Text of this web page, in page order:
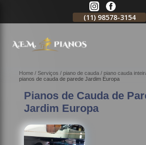
(11) 98578-3154
Home Serviços piano de cauda
piano cauda
pianos de cauda de parede Jardim Europa
Pianos de Cauda de
Jardim Europa